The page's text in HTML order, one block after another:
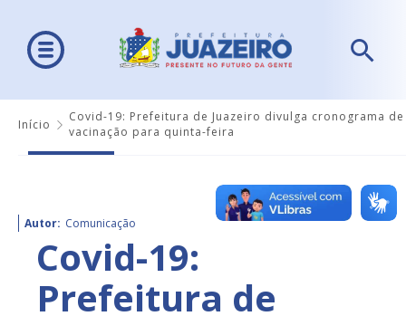
Início
Covid-19: Prefeitura de Juazeiro divulga cronograma de
vacinação para quinta-feira
Autor: Comunicação
Covid-19:
Prefeitura de